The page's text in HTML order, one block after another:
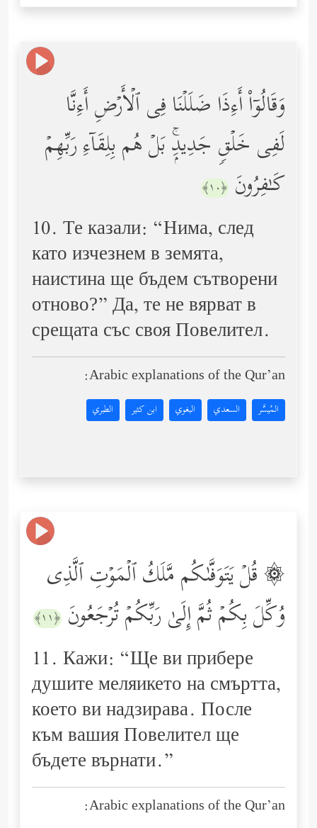
وَقَالُوۤاْ أَءِذَا ضَلَلۡنَا فِی ٱلۡأَرۡضِ أَءِنَّا
لَفِی خَلۡقࣲ جَدِیدِۭۚ بَلۡ هُم بِلِقَاۤءِ رَبِّهِمۡ
كَـٰفِرُونَ ﴿١٠﴾
10. Те казали: “Нима, след
като изчезнем в земята,
наистина ще бъдем сътворени
отново?” Да, те не вярват в
срещата със своя Повелител.
Arabic explanations of the Qur’an:
المُيسَّر السعدي البغوي ابن كثير الطبري
۞ قُلۡ یَتَوَفَّىٰكُم مَّلَكُ ٱلۡمَوۡتِ ٱلَّذِی
وُكِّلَ بِكُمۡ ثُمَّ إِلَىٰ رَبِّكُمۡ تُرۡجَعُونَ ﴿١١﴾
11. Кажи: “Ще ви прибере
душите меляикето на смъртта,
което ви надзирава. После
към вашия Повелител ще
бъдете върнати.”
Arabic explanations of the Qur’an: